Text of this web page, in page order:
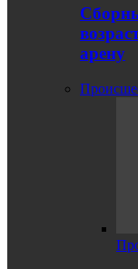
арену